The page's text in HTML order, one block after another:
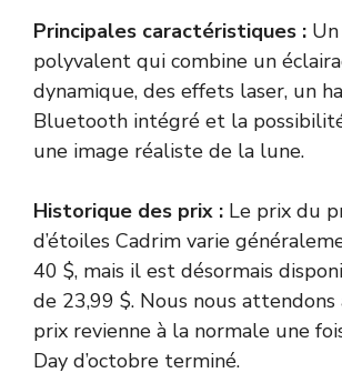
Principales caractéristiques :
polyvalent qui combine un
dynamique, des effets laser, un
Bluetooth intégré et la
une image réaliste de la lune.
Historique des prix : Le prix du
d’étoiles Cadrim varie
40 $, mais il est désormais
de 23,99 $. Nous nous attendons
prix revienne à la normale une
Day d’octobre terminé.